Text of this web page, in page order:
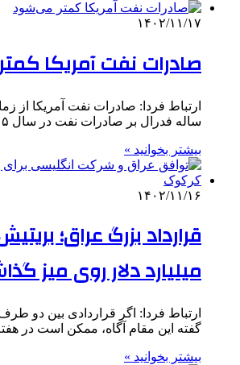
۱۴۰۲/۱۱/۱۷
صادرات نفت آمریکا
ساله فدرال بر صادرات نفت در سال ۲۰۱۵، بیش از…
بیشتر بخوانید »
۱۴۰۲/۱۱/۱۶
میلیارد دلار روی میز
ارتباط فردا: اگر قراردادی بین دو
گفته این مقام آگاه، ممکن است در
بیشتر بخوانید »